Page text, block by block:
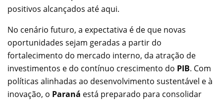
positivos alcançados até aqui.
No cenário futuro, a expectativa é de que novas
oportunidades sejam geradas a partir do
fortalecimento do mercado interno, da atração de
investimentos e do contínuo crescimento do PIB. Com
políticas alinhadas ao desenvolvimento sustentável e à
inovação, o Paraná está preparado para consolidar